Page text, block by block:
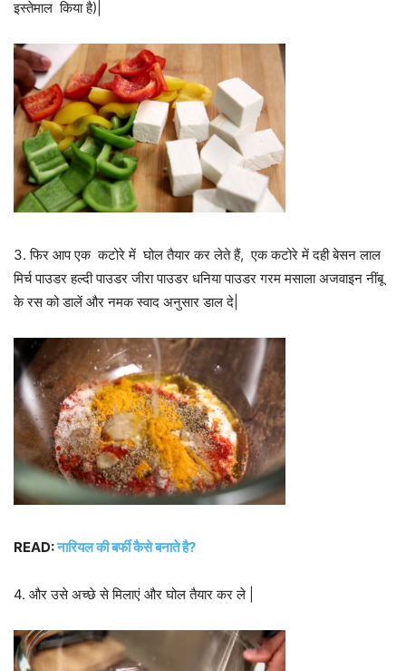
इस्तेमाल किया है)|
3. फिर आप एक कटोरे में घोल तैयार कर लेते हैं, एक कटोरे में दही बेसन लाल
मिर्च पाउडर हल्दी पाउडर जीरा पाउडर धनिया पाउडर गरम मसाला अजवाइन नींबू
के रस को डालें और नमक स्वाद अनुसार डाल दे|
READ:नारियल की बर्फी कैसे बनाते है?
4. और उसे अच्छे से मिलाएं और घोल तैयार कर ले |